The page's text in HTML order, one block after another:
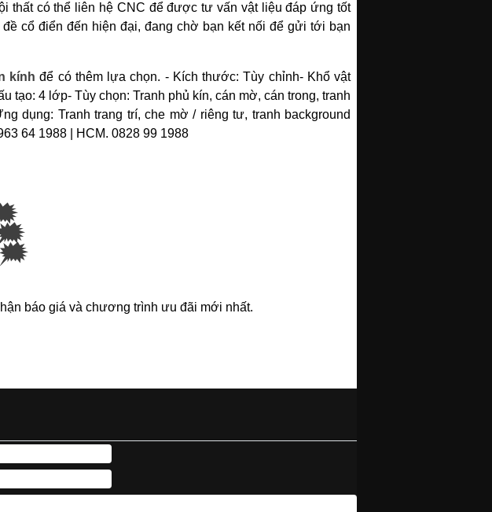
thất có thể liên hệ CNC để được tư vấn vật liệu đáp ứng tốt
cổ điển đến hiện đại, đang chờ bạn kết nối để gửi tới bạn
kính để có thêm lựa chọn. - Kích thước: Tùy chỉnh- Khổ vật
tạo: 4 lớp- Tùy chọn: Tranh phủ kín, cán mờ, cán trong, tranh
dụng: Tranh trang trí, che mờ / riêng tư, tranh background
64 1988 | HCM. 0828 99 1988
báo giá và chương trình ưu đãi mới nhất.